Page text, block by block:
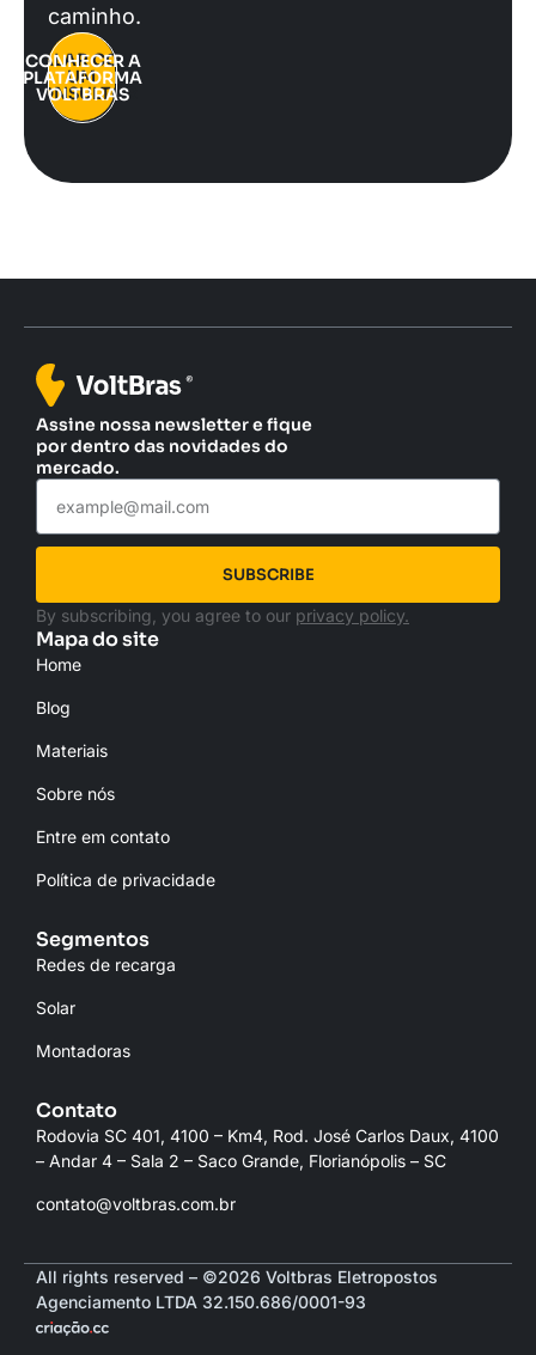
caminho.
FALAR COM
UM
CONSULTOR
CONHECER A
PLATAFORMA
VOLTBRAS
Assine nossa newsletter e fique
por dentro das novidades do
mercado.
SUBSCRIBE
By subscribing, you agree to our privacy policy.
Mapa do site
Home
Blog
Materiais
Sobre nós
Entre em contato
Política de privacidade
Segmentos
Redes de recarga
Solar
Montadoras
Contato
Rodovia SC 401, 4100 – Km4, Rod. José Carlos Daux, 4100
– Andar 4 – Sala 2 – Saco Grande, Florianópolis – SC
contato@voltbras.com.br
All rights reserved – ©2026 Voltbras Eletropostos
Agenciamento LTDA 32.150.686/0001-93